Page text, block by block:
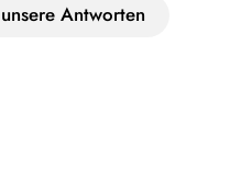
Antworten